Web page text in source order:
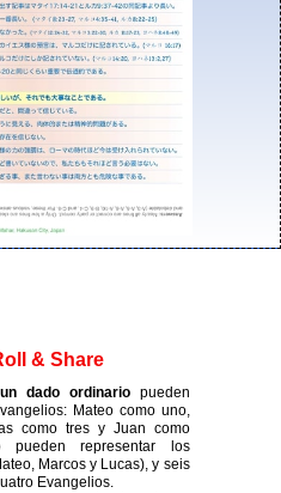
& Share
un dado ordinariopueden
Mateo como uno,
como tres y Juan como
pueden representar los
Marcos y Lucas), y seis
Evangelios.